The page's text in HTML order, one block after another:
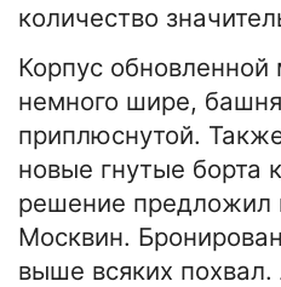
количество
Корпус обновленной
немного шире,
приплюснутой.
новые гнутые борта
решение предложил
Москвин.
выше всяких